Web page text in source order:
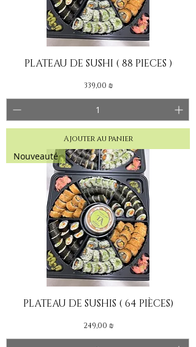
PLATEAU DE SUSHI ( 88 PIECES )
Prix
339,00 ₪
Ajouter au panier
Nouveauté
PLATEAU DE SUSHIS ( 64 PIÈCES)
Prix
249,00 ₪